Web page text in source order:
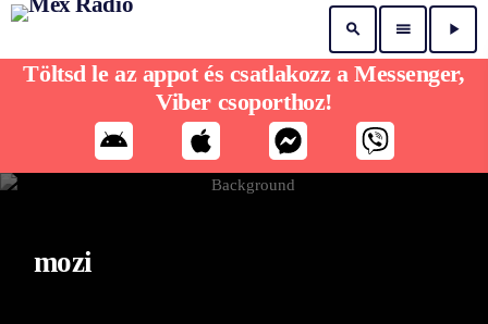
search menu play_arrow
mozi
Töltsd le az appot és csatlakozz a Messenger,
Viber csoporthoz!